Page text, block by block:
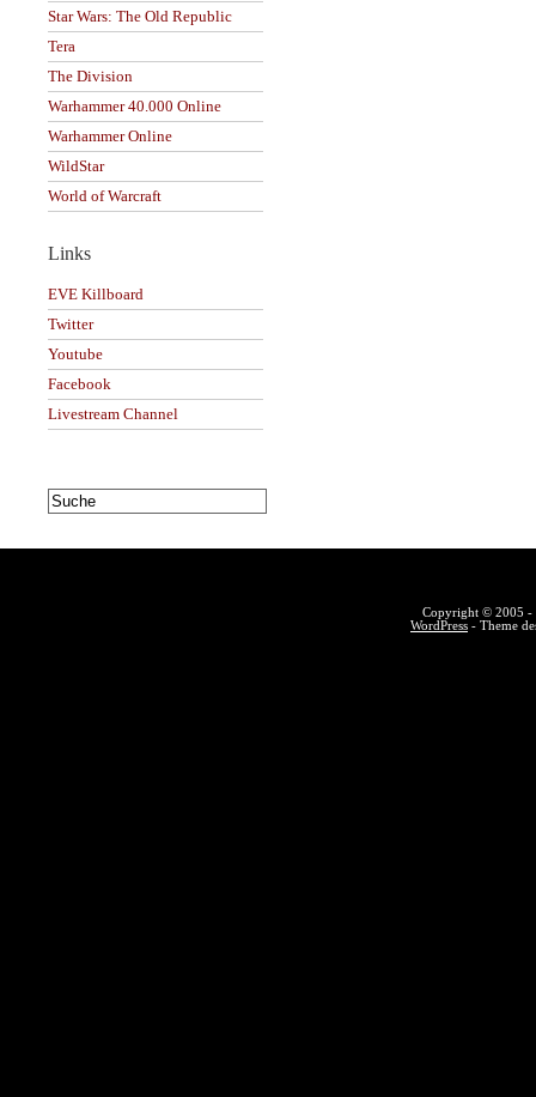
Star Wars: The Old Republic
Tera
The Division
Warhammer 40.000 Online
Warhammer Online
WildStar
World of Warcraft
Links
EVE Killboard
Twitter
Youtube
Facebook
Livestream Channel
Copyright © 2005 -
WordPress - Theme